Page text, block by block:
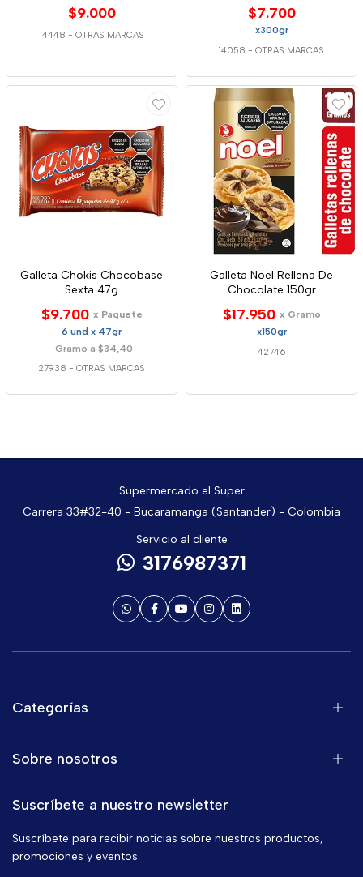
$9.000
14448 - OTRAS MARCAS
$7.700
x300gr
14058 - OTRAS MARCAS
Galleta Chokis Chocobase
Sexta 47g
$9.700 x Paquete
6 und x 47gr
Gramo a $34,40
27938 - OTRAS MARCAS
Galleta Noel Rellena De
Chocolate 150gr
$17.950 x Gramo
x150gr
42746
Supermercado el Super
Carrera 33#32-40 - Bucaramanga (Santander) - Colombia
Servicio al cliente
3176987371
Categorías
Sobre nosotros
Suscríbete a nuestro newsletter
Suscríbete para recibir noticias sobre nuestros productos,
promociones y eventos.